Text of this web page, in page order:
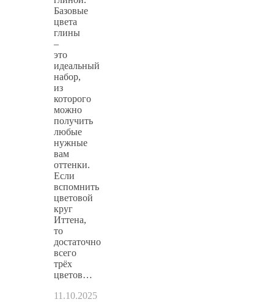
Базовые
цвета
глины
–
это
идеальный
набор,
из
которого
можно
получить
любые
нужные
вам
оттенки.
Если
вспомнить
цветовой
круг
Иттена,
то
достаточно
всего
трёх
цветов…
11.10.2025